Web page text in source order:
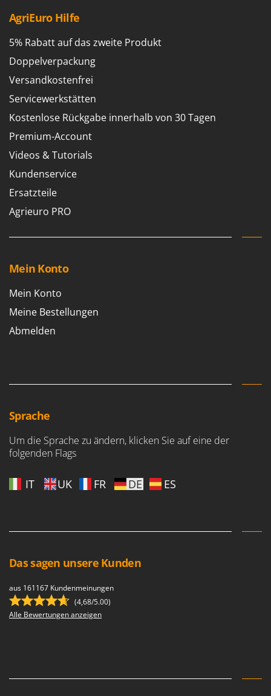
AgriEuro Hilfe
5% Rabatt auf das zweite Produkt
Doppelverpackung
Versandkostenfrei
Servicewerkstätten
Kostenlose Rückgabe innerhalb von 30 Tagen
Premium-Account
Videos & Tutorials
Kundenservice
Ersatzteile
Agrieuro PRO
Mein Konto
Mein Konto
Meine Bestellungen
Abmelden
Sprache
Um die Sprache zu ändern, klicken Sie auf eine der
folgenden Flags
IT UK FR DE ES
Das sagen unsere Kunden
aus 161167 Kundenmeinungen
(4,68/5.00)
Alle Bewertungen anzeigen